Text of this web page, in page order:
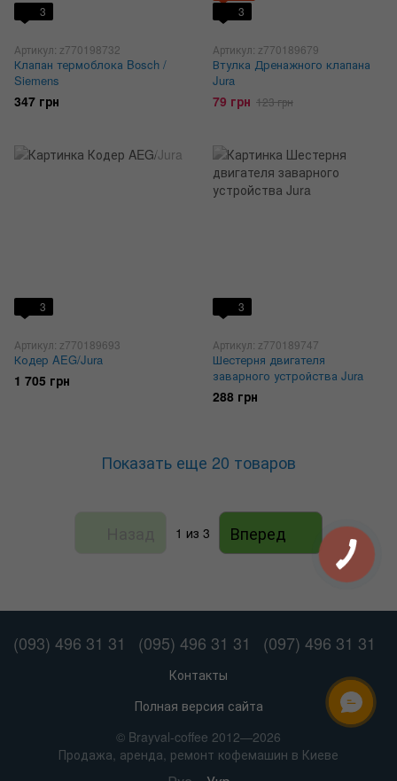
3
Артикул: z770198732
Клапан термоблока Bosch /
Siemens
347 грн
3
Артикул: z770189679
Втулка Дренажного клапана
Jura
79 грн 123 грн
3
Артикул: z770189693
Кодер AEG/Jura
1 705 грн
3
Артикул: z770189747
Шестерня двигателя
заварного устройства Jura
288 грн
Показать еще 20 товаров
1 из 3 Вперед
(093) 496 31 31 (095) 496 31 31 (097) 496 31 31
Контакты
Полная версия сайта
© Brayval-coffee 2012—2026
Продажа, аренда, ремонт кофемашин в Киеве
ОНЛАЙН ЧАТ